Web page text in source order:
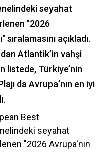
seyahat
"2026
açıkladı.
Atlantik’in vahşi
listede, Türkiye’nin
da Avrupa’nın en iyi
Best
seyahat
"2026 Avrupa'nın